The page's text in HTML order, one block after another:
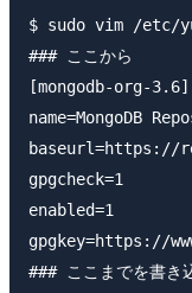
$ sudo vim /etc/
### ここから
[mongodb-org-3.6]
name=MongoDB
baseurl=https://
gpgcheck=1
enabled=1
gpgkey=https://
### ここまでを書き